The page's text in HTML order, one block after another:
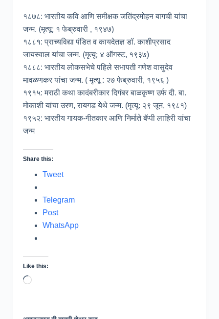
१८७८: भारतीय कवि आणि समीक्षक जतिंद्रमोहन बागची यांचा
जन्म. (मृत्यू: १ फेब्रुवारी , १९४७)
१८८१: प्राच्यविद्या पंडित व कायदेतज्ञ डॉ. काशीप्रसाद
जायस्वाल यांचा जन्म. (मृत्यू: ४ ऑगस्ट, १९३७)
१८८८: भारतीय लोकसभेचे पहिले सभापती गणेश वासुदेव
मावळणकर यांचा जन्म. ( मृत्यू : २७ फेब्रुवारी, १९५६ )
१९१५: मराठी कथा कादंबरीकार दिगंबर बाळकृष्ण उर्फ दी. बा.
मोकाशी यांचा उरण, रायगड येथे जन्म. (मृत्यू: २९ जून, १९८१)
१९५२: भारतीय गायक-गीतकार आणि निर्माते बॅप्पी लाहिरी यांचा
जन्म
Share this:
Tweet
Telegram
Post
WhatsApp
Like this:
Loading…